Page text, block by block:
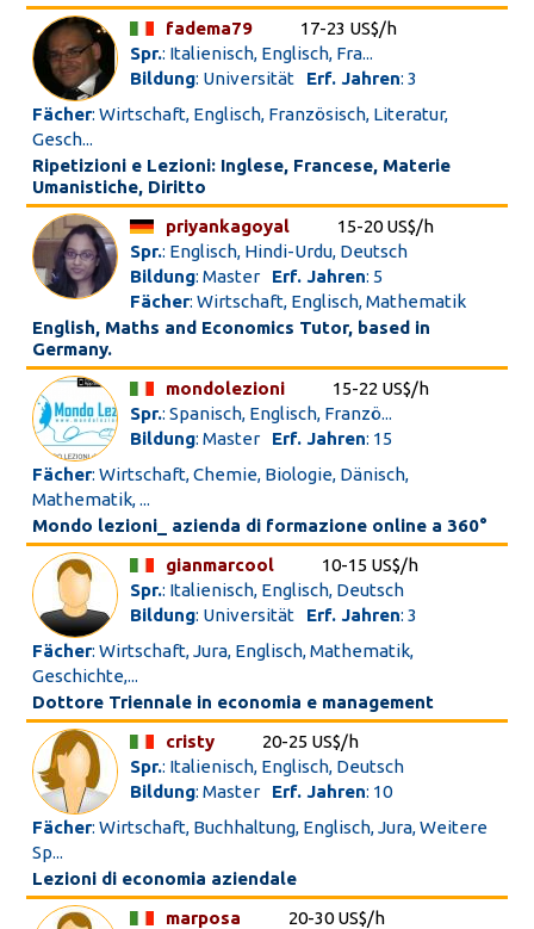
fadema79
17-23 US$/h
Spr.: Italienisch, Englisch, Fra...
Bildung: Universität Erf. Jahren: 3
Fächer: Wirtschaft, Englisch, Französisch, Literatur,
Gesch...
Ripetizioni e Lezioni: Inglese, Francese, Materie
Umanistiche, Diritto
priyankagoyal
15-20 US$/h
Spr.: Englisch, Hindi-Urdu, Deutsch
Bildung: Master Erf. Jahren: 5
Fächer: Wirtschaft, Englisch, Mathematik
English, Maths and Economics Tutor, based in
Germany.
mondolezioni
15-22 US$/h
Spr.: Spanisch, Englisch, Franzö...
Bildung: Master Erf. Jahren: 15
Fächer: Wirtschaft, Chemie, Biologie, Dänisch,
Mathematik, ...
Mondo lezioni_ azienda di formazione online a 360°
gianmarcool
10-15 US$/h
Spr.: Italienisch, Englisch, Deutsch
Bildung: Universität Erf. Jahren: 3
Fächer: Wirtschaft, Jura, Englisch, Mathematik,
Geschichte,...
Dottore Triennale in economia e management
cristy
20-25 US$/h
Spr.: Italienisch, Englisch, Deutsch
Bildung: Master Erf. Jahren: 10
Fächer: Wirtschaft, Buchhaltung, Englisch, Jura, Weitere
Sp...
Lezioni di economia aziendale
marposa
20-30 US$/h